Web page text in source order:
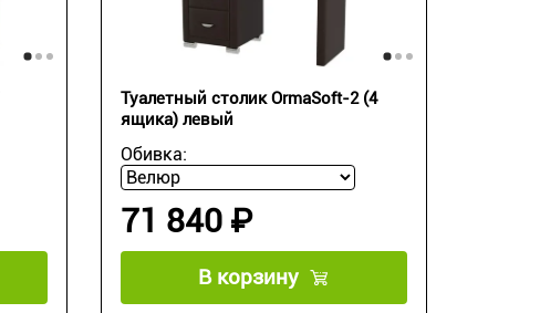
Туалетный столик OrmaSoft-2 (4
ящика) левый
Обивка:
71 840 ₽
В корзину